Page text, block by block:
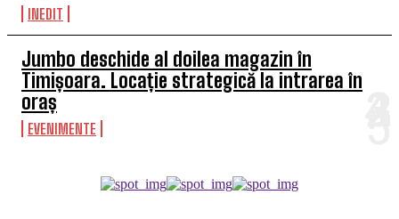
INEDIT
Jumbo deschide al doilea magazin în
Timișoara. Locație strategică la intrarea în
oraș
EVENIMENTE